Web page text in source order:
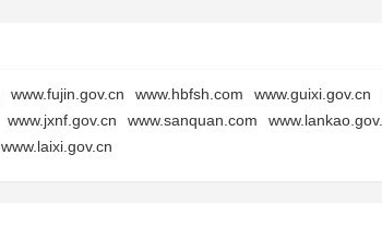
www.fujin.gov.cn www.hbfsh.com www.guixi.gov.cn
www.jxnf.gov.cn www.sanquan.com
www.laixi.gov.cn